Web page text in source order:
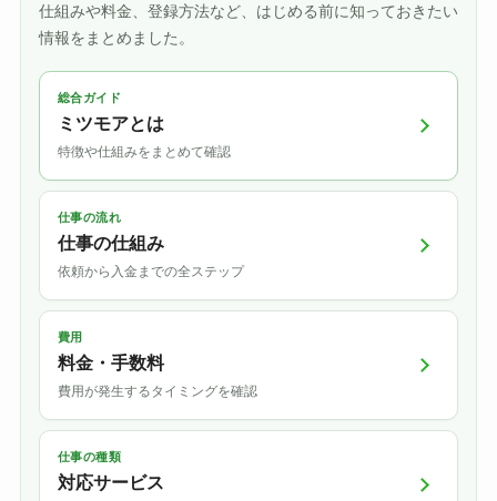
仕組みや料金、登録方法など、はじめる前に知っておきたい
情報をまとめました。
総合ガイド
ミツモアとは
特徴や仕組みをまとめて確認
仕事の流れ
仕事の仕組み
依頼から入金までの全ステップ
費用
料金・手数料
費用が発生するタイミングを確認
仕事の種類
対応サービス